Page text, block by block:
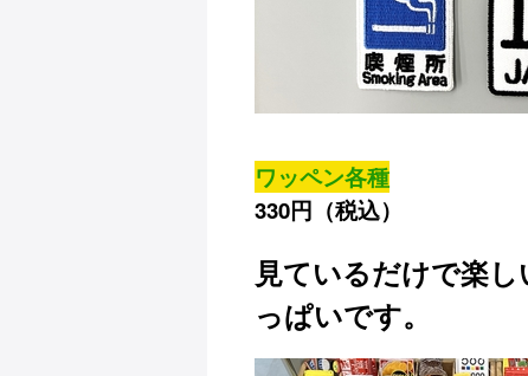
ワッペン各種
330円（税込）
見ているだけで楽
っぱいです。